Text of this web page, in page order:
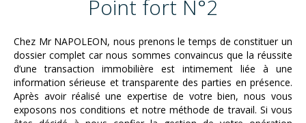
Point fort N°2
Chez Mr NAPOLEON, nous prenons le temps de constituer un
dossier complet car nous sommes convaincus que la réussite
d’une transaction immobilière est intimement liée à une
information sérieuse et transparente des parties en présence.
Après avoir réalisé une expertise de votre bien, nous vous
exposons nos conditions et notre méthode de travail. Si vous